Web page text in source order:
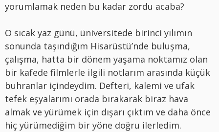
yorumlamak neden bu kadar zordu acaba?
O sıcak yaz günü, üniversitede birinci yılımın
sonunda taşındığım Hisarüstü’nde buluşma,
çalışma, hatta bir dönem yaşama noktamız olan
bir kafede filmlerle ilgili notlarım arasında küçük
buhranlar içindeydim. Defteri, kalemi ve ufak
tefek eşyalarımı orada bırakarak biraz hava
almak ve yürümek için dışarı çıktım ve daha önce
hiç yürümediğim bir yöne doğru ilerledim.